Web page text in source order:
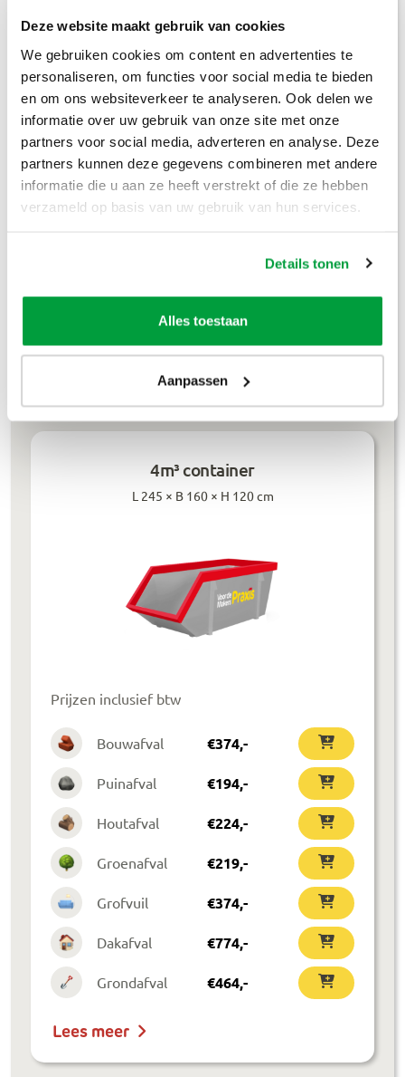
Deze website maakt gebruik van cookies
We gebruiken cookies om content en advertenties te
personaliseren, om functies voor social media te bieden
en om ons websiteverkeer te analyseren. Ook delen we
informatie over uw gebruik van onze site met onze
partners voor social media, adverteren en analyse. Deze
partners kunnen deze gegevens combineren met andere
informatie die u aan ze heeft verstrekt of die ze hebben
verzameld op basis van uw gebruik van hun services.
Details tonen
Alles toestaan
Aanpassen
Bouwafval 304
Puinafval €179,-
Houtafval €199,-
Groenafval €194,-
Grondafval €364,-
4m³ container
L 245 × B 160 × H 120 cm
Prijzen inclusief btw
Bouwafval €374,-
Puinafval €194,-
Houtafval €224,-
Groenafval €219,-
Grofvuil €374,-
Dakafval €774,-
Grondafval €464,-
Lees meer